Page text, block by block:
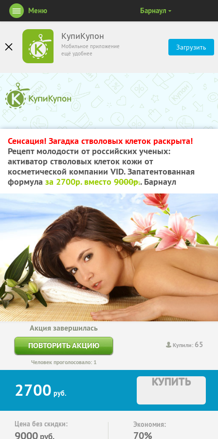
КупиКупон
Мобильное приложение
ещё удобнее
Загрузить
Меню Барнаул
Сенсация! Загадка стволовых клеток раскрыта!
Рецепт молодости от российских ученых:
активатор стволовых клеток кожи от
косметической компании VID. Запатентованная
формула за 2700р. вместо 9000р.. Барнаул
Купили: 65
Акция завершилась
ПОВТОРИТЬ АКЦИЮ
Человек проголосовало: 1
2700 руб.
КУПИТЬ
Цена без скидки:
9000 руб.
Экономия:
70%